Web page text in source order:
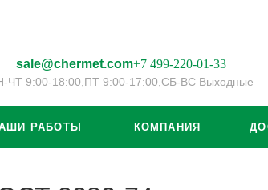
sale@chermet.com+7 499-220-01-33
ЧТ 9:00-18:00, ПТ 9:00-17:00, СБ-ВС Выходные
РАБОТЫ КОМПАНИЯ